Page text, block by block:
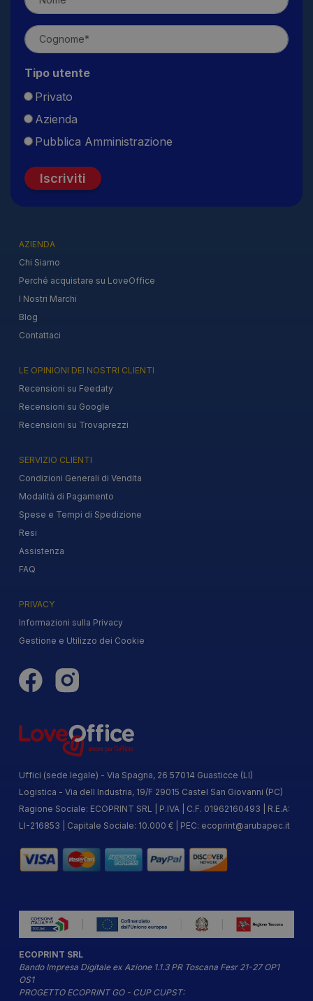
Tipo utente
Privato
Azienda
Pubblica Amministrazione
Iscriviti
AZIENDA
Chi Siamo
Perché acquistare su LoveOffice
I Nostri Marchi
Blog
Contattaci
LE OPINIONI DEI NOSTRI CLIENTI
Recensioni su Feedaty
Recensioni su Google
Recensioni su Trovaprezzi
SERVIZIO CLIENTI
Condizioni Generali di Vendita
Modalità di Pagamento
Spese e Tempi di Spedizione
Resi
Assistenza
FAQ
PRIVACY
Informazioni sulla Privacy
Gestione e Utilizzo dei Cookie
Uffici (sede legale) - Via Spagna, 26 57014 Guasticce (LI)
Logistica - Via dell Industria, 19/F 29015 Castel San Giovanni (PC)
Ragione Sociale: ECOPRINT SRL | P.IVA | C.F. 01962160493 | R.E.A:
LI-216853 | Capitale Sociale: 10.000 € | PEC: ecoprint@arubapec.it
ECOPRINT SRL
Bando Impresa Digitale ex Azione 1.1.3 PR Toscana Fesr 21-27 OP1
OS1
PROGETTO ECOPRINT GO - CUP CUPST: